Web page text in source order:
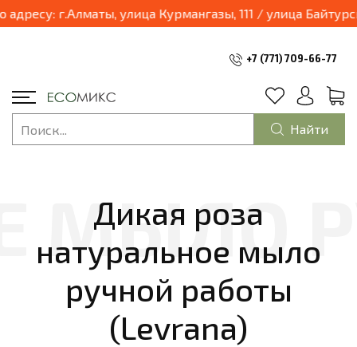
03.04.2025 наш магазин переходит в формат шоурум и будет находиться по
+7 (771) 709-66-77
Найти
Дикая роза
натуральное мыло
ручной работы
(Levrana)